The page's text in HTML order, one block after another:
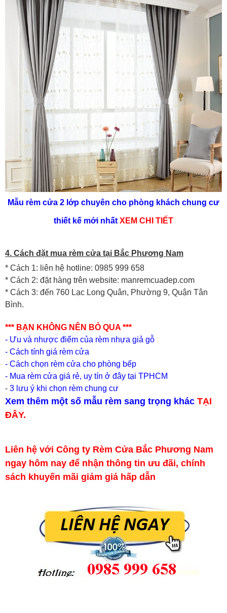
Mẫu rèm cửa 2 lớp chuyên cho phòng khách chung cư
thiết kế mới nhất XEM CHI TIẾT
4. Cách đặt mua rèm cửa tại Bắc Phương Nam
* Cách 1: liên hệ hotline: 0985 999 658
* Cách 2: đặt hàng trên website: manremcuadep.com
* Cách 3: đến 760 Lạc Long Quân, Phường 9, Quận Tân
Bình.
*** BẠN KHÔNG NÊN BỎ QUA ***
- Ưu và nhược điểm của rèm nhựa giả gỗ
- Cách tính giá rèm cửa
- Cách chọn rèm cửa cho phòng bếp
- Mua rèm cửa giá rẻ, uy tín ở đây tại TPHCM
- 3 lưu ý khi chọn rèm chung cư
Xem thêm một số mẫu rèm sang trọng khác TẠI
ĐÂY.
Liên hệ với Công ty Rèm Cửa Bắc Phương Nam
ngay hôm nay để nhận thông tin ưu đãi, chính
sách khuyến mãi giảm giá hấp dẫn